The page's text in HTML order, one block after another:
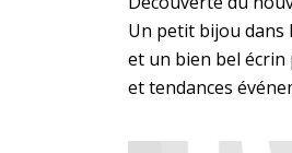
Un petit bijou dans
et un bien bel
et tendances